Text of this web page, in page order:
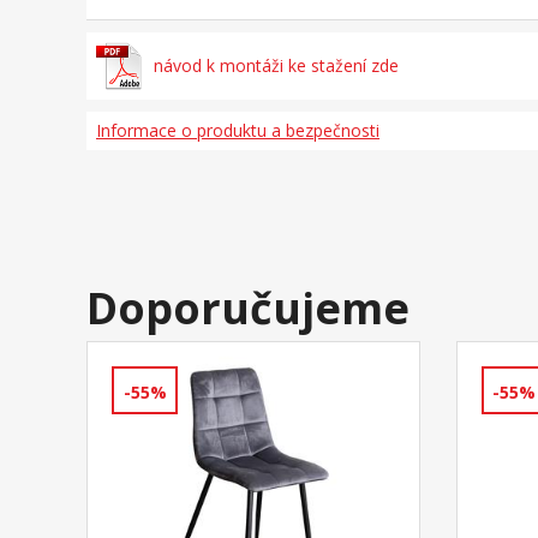
návod k montáži ke stažení zde
Informace o produktu a bezpečnosti
Doporučujeme
-55% -55%